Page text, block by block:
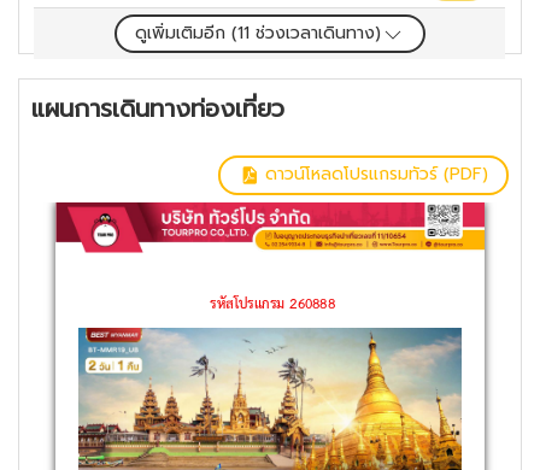
ดูเพิ่มเติมอีก (11ช่วงเวลาเดินทาง)
แผนการเดินทางท่องเที่ยว
ดาวน์โหลดโปรแกรมทัวร์ (PDF)